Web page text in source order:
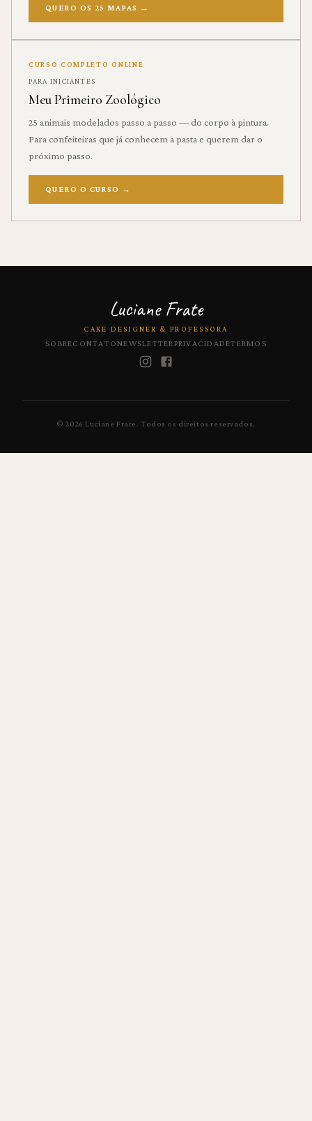
QUERO OS 25 MAPAS →
CURSO COMPLETO ONLINE
PARA INICIANTES
Meu Primeiro Zoológico
25 animais modelados passo a passo — do corpo à pintura.
Para confeiteiras que já conhecem a pasta e querem dar o
próximo passo.
QUERO O CURSO →
Luciane Frate
CAKE DESIGNER & PROFESSORA
SOBRECONTATONEWSLETTERPRIVACIDADETERMOS
©2026 Luciane Frate. Todos os direitos reservados.